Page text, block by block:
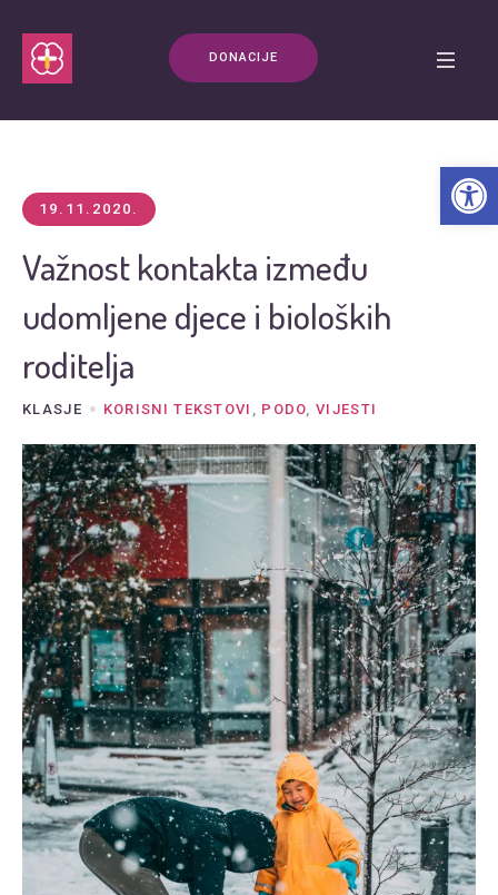
DONACIJE
19.11.2020.
Važnost kontakta između
udomljene djece i bioloških
roditelja
KLASJE KORISNI TEKSTOVI , PODO,VIJESTI